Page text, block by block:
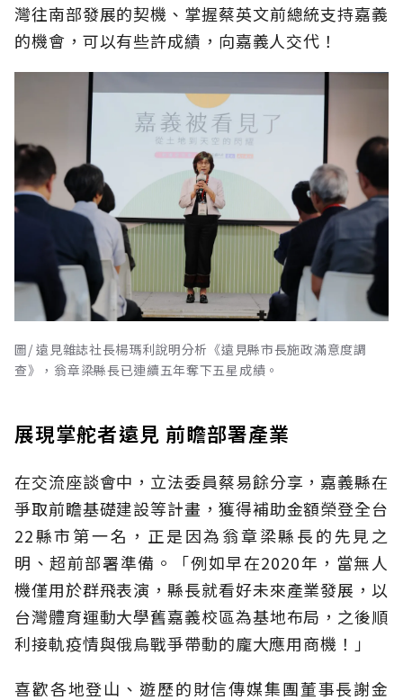
灣往南部發展的契機、掌握蔡英文前總統支持嘉義
的機會，可以有些許成績，向嘉義人交代！
圖/ 遠見雜誌社長楊瑪利說明分析《遠見縣市長施政滿意度調
查》，翁章梁縣長已連續五年奪下五星成績。
展現掌舵者遠見 前瞻部署產業
在交流座談會中，立法委員蔡易餘分享，嘉義縣在
爭取前瞻基礎建設等計畫，獲得補助金額榮登全台
22縣市第一名，正是因為翁章梁縣長的先見之
明、超前部署準備。「例如早在2020年，當無人
機僅用於群飛表演，縣長就看好未來產業發展，以
台灣體育運動大學舊嘉義校區為基地布局，之後順
利接軌疫情與俄烏戰爭帶動的龐大應用商機！」
喜歡各地登山、遊歷的財信傳媒集團董事長謝金